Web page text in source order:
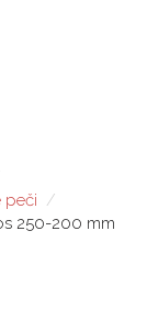
peči
250-200 mm